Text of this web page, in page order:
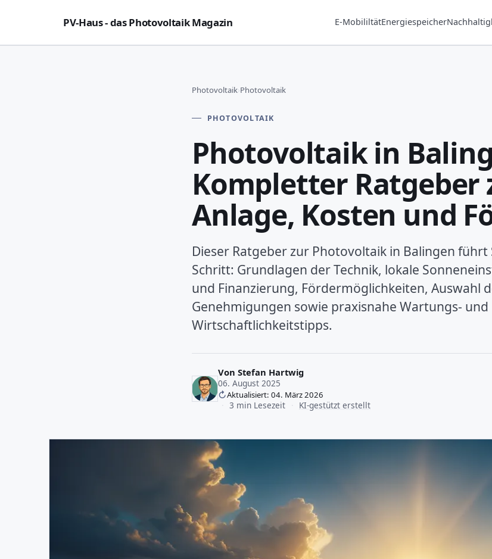
PV-Haus - das Photovoltaik Magazin E-MobililtätEnergiespeicher
Photovoltaik›Photovoltaik
PHOTOVOLTAIK
Photovoltaik in
Kompletter Ratgeber
Anlage, Kosten und
Dieser Ratgeber zur Photovoltaik in Balingen führt
Schritt: Grundlagen der Technik, lokale
und Finanzierung, Fördermöglichkeiten, Auswahl
Genehmigungen sowie praxisnahe Wartungs- und
Wirtschaftlichkeitstipps.
Von Stefan Hartwig
06. August 2025
Aktualisiert: 04. März 2026
3 min Lesezeit KI-gestützt erstellt